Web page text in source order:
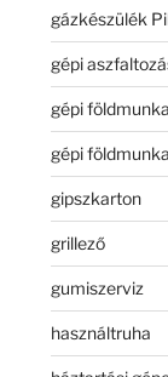
gázkészülék
gépi
gépi földmunka
gépi
gipszkarton
grillező
gumiszerviz
használtruha